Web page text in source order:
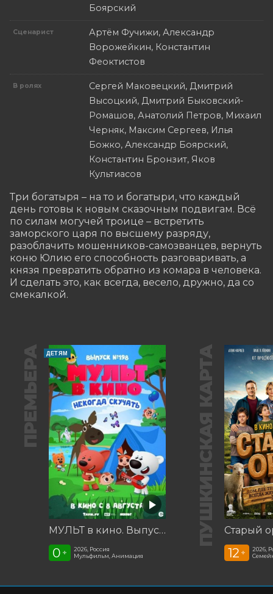
Боярский
Сценарист
Артём Фучижи, Александр
Ворожейкин, Константин
Феоктистов
В ролях
Сергей Маковецкий, Дмитрий
Высоцкий, Дмитрий Быковский-
Ромашов, Анатолий Петров, Михаил
Черняк, Максим Сергеев, Илья
Божко, Александр Боярский,
Константин Бронзит, Яков
Культиасов
Три богатыря – на то и богатыри, что каждый
день готовы к новым сказочным подвигам. Всё
по силам могучей троице – встретить
заморского царя по высшему разряду,
разоблачить мошенников-самозванцев, вернуть
коню Юлию его способность разговаривать, а
князя превратить обратно из комара в человека.
И сделать это, как всегда, весело, дружно, да со
смекалкой.
ПРЕМЬЕРА ДЕТЯМ
МУЛЬТ в кино. Выпуск №198. Некогда скучать
0 +
2026, Россия
Мульфильм, Анимация
ПУШКИНСКАЯ КАРТА Старый
12 +
2026,